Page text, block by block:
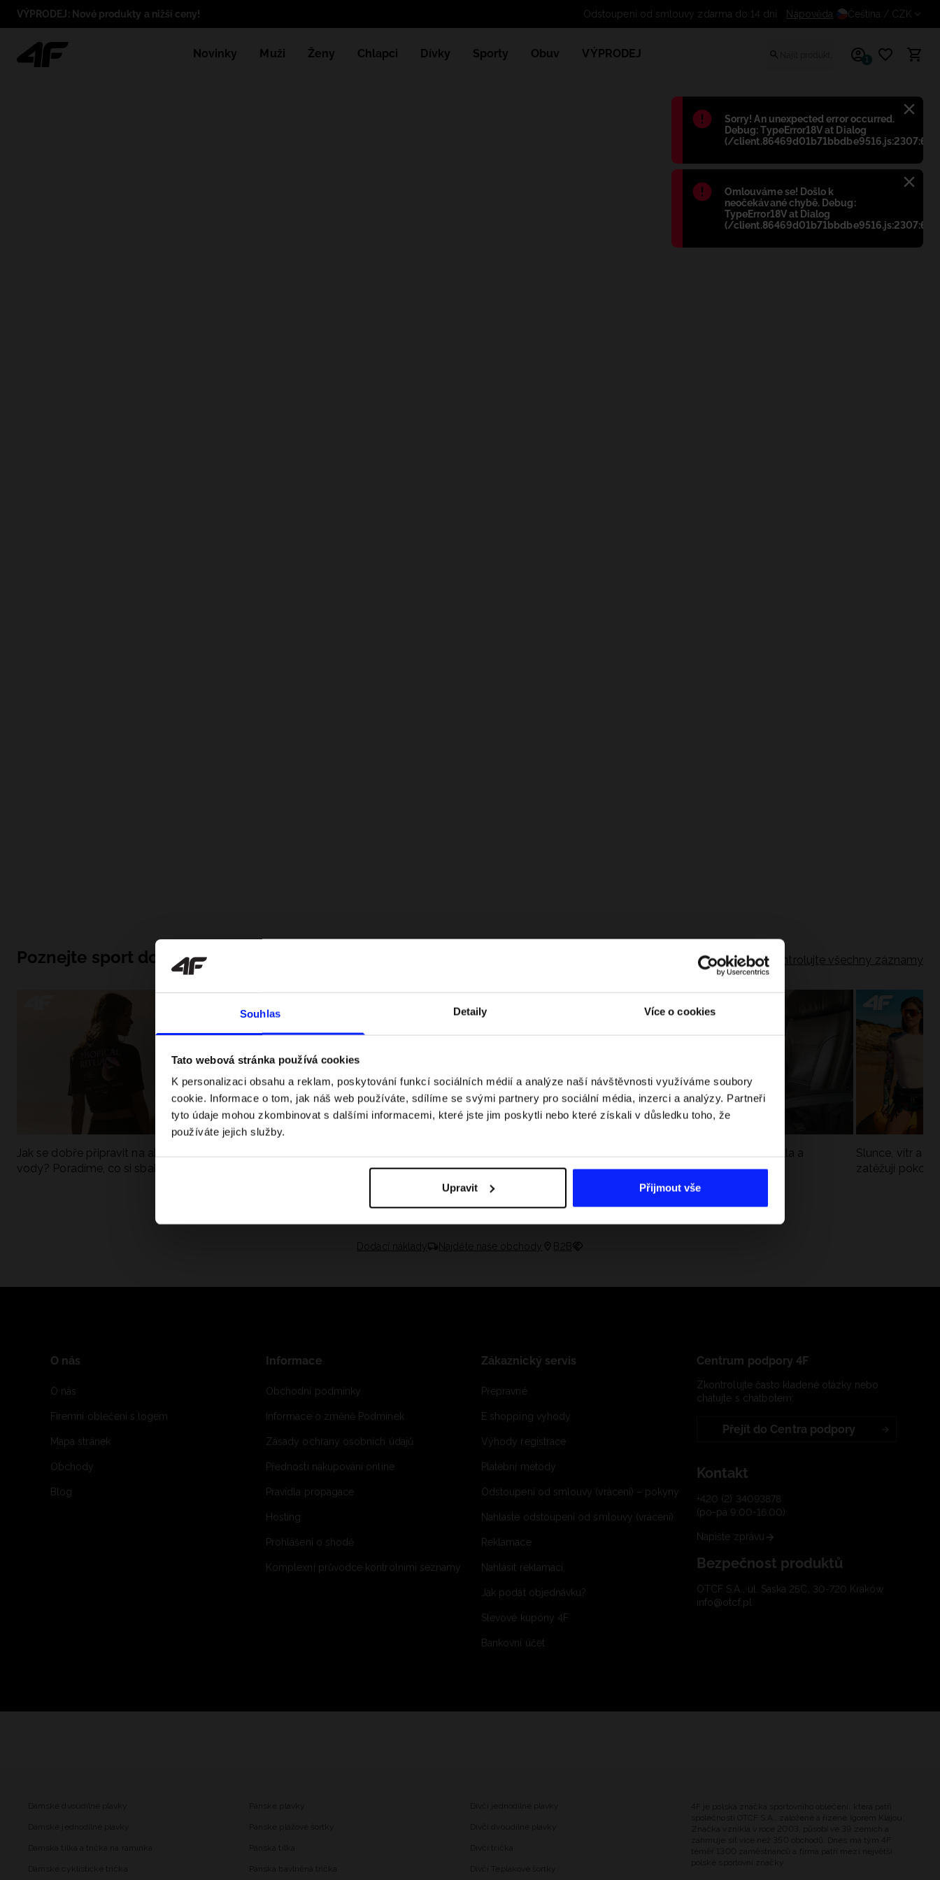
Souhlas Detaily Více o cookies
Tato webová stránka používá cookies
K personalizaci obsahu a reklam, poskytování funkcí sociálních médií a analýze naší návštěvnosti využíváme soubory
cookie. Informace o tom, jak náš web používáte, sdílíme se svými partnery pro sociální média, inzerci a analýzy. Partneři
tyto údaje mohou zkombinovat s dalšími informacemi, které jste jim poskytli nebo které získali v důsledku toho, že
používáte jejich služby.
Upravit Přijmout vše
Błąd:
Sorry! An unexpected error occurred.
Debug: TypeError18V at Dialog
(/
Błąd:
Omlouváme se! Došlo k
neočekávané chybě. Debug:
TypeError18V at Dialog
(/
VÝPRODEJ: Nové produkty a nižší ceny! Odstoupení od smlouvy zdarma do 14 dníNápověda Čeština / CZK
Novinky Muži Ženy Chlapci Dívky Sporty Obuv VÝPRODEJ 1
Poznejte sport do hloubky Zkontrolujte všechny záznamy
Jak se dobře připravit na aktivní den u
vody? Poradíme, co si sbalit
kategorie? Kompletní průvodce
závodů, rekordy a nejlepší jezdci F1
Jak si sbalit batoh do letadla a
nepřekročit limity?
Slunce, vítr a
zatěžují
Dodací náklady Najděte naše obchody B2B
O nás
O nás
Firemní oblečení s logem
Mapa stránek
Obchody
Blog
Informace
Obchodní podmínky
Informace o změně Podmínek
Zásady ochrany osobních údajů
Přednosti nakupování online
Pravidla propagace
Hosting
Prohlášení o shodě
Komplexní průvodce kontrolními seznamy
Zákaznický servis
Přepravné
E shopping vyhody
Výhody registrace
Platební metody
Odstoupení od smlouvy (vrácení) – pokyny
Nahlaste odstoupení od smlouvy (vrácení)
Reklamace
Nahlásit reklamaci
Jak podat objednávku?
Slevové kupóny 4F
Bankovní účet
Centrum podpory 4F
Zkontrolujte často kladené otázky nebo
chatujte s chatbotem:
Přejít do Centra podpory
Kontakt
+420 (2) 34093878
(po-pá 9:00-16:00)
Napište zprávu
Bezpečnost produktů
OTCF S.A., ul. Saska 25C, 30-720 Kraków
info@otcf.pl